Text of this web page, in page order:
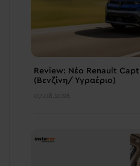
Review: Νέο Renault
(Βενζίνη/ Υγραέριο)
07.08.2026